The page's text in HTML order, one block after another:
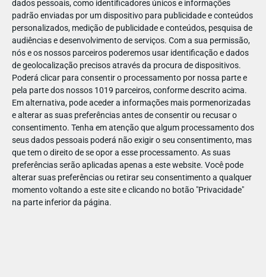
dados pessoais, como identificadores únicos e informações
padrão enviadas por um dispositivo para publicidade e conteúdos
personalizados, medição de publicidade e conteúdos, pesquisa de
audiências e desenvolvimento de serviços. Com a sua permissão,
nós e os nossos parceiros poderemos usar identificação e dados
de geolocalização precisos através da procura de dispositivos.
Poderá clicar para consentir o processamento por nossa parte e
pela parte dos nossos 1019 parceiros, conforme descrito acima.
Em alternativa, pode aceder a informações mais pormenorizadas
e alterar as suas preferências antes de consentir ou recusar o
consentimento. Tenha em atenção que algum processamento dos
seus dados pessoais poderá não exigir o seu consentimento, mas
que tem o direito de se opor a esse processamento. As suas
preferências serão aplicadas apenas a este website. Você pode
alterar suas preferências ou retirar seu consentimento a qualquer
momento voltando a este site e clicando no botão "Privacidade"
na parte inferior da página.
26
1056381256182789